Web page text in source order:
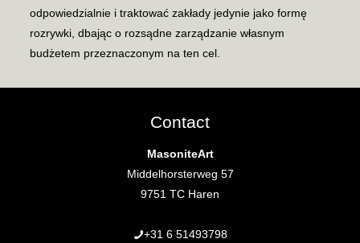
odpowiedzialnie i traktować zakłady jedynie jako formę
rozrywki, dbając o rozsądne zarządzanie własnym
budżetem przeznaczonym na ten cel.
Contact
MasoniteArt
Middelhorsterweg 57
9751 TC Haren
+31 6 51493798‬